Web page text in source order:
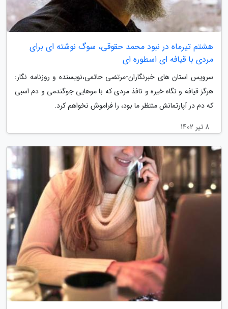
هشتم تیرماه در نبود محمد حقوقی، سوگ نوشته ای برای
مردی با قیافه ای اسطوره ای
سرویس استان های خبرنگاران-مرتضی حاتمی،نویسنده و روزنامه نگار:
هرگز قیافه و نگاه خیره و نافذ مردی که با موهایی جوگندمی و دم اسبی
که دم در آپارتمانش منتظر ما بود، را فراموش نخواهم کرد.
8 تیر 1402